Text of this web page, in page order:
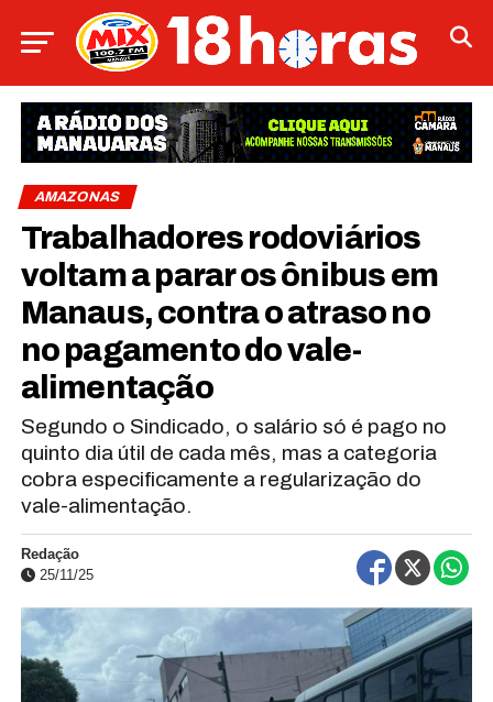
AMAZONAS
Trabalhadores rodoviários
voltam a parar os ônibus em
Manaus, contra o atraso no
no pagamento do vale-
alimentação
Segundo o Sindicado, o salário só é pago no
quinto dia útil de cada mês, mas a categoria
cobra especificamente a regularização do
vale-alimentação.
Redação
25/11/25